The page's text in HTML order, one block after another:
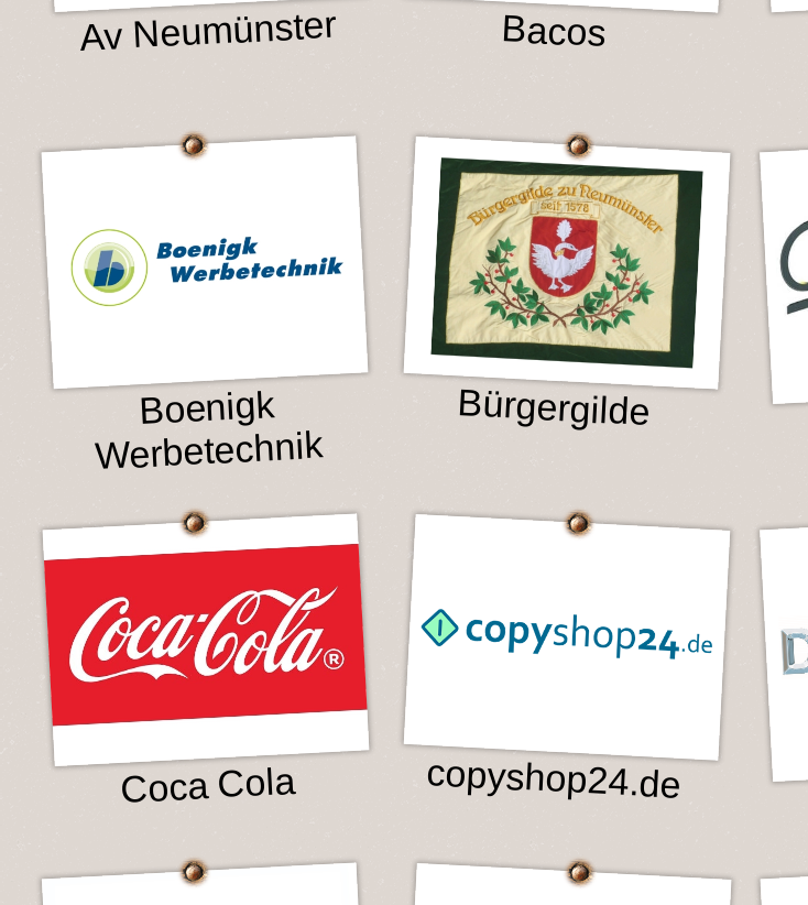
Av Neumünster Bacos
Boenigk
Werbetechnik
Bürgergilde
Coca Cola copyshop24.de